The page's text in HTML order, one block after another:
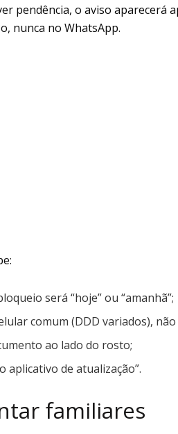
pendência, o aviso aparecerá
nunca no WhatsApp.
será “hoje” ou “amanhã”;
comum (DDD variados),
ao lado do rosto;
aplicativo de atualização”.
familiares